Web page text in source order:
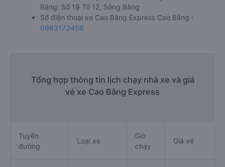
Bằng: Số 19 Tổ 12, Sông Bằng
Số điện thoại xe Cao Bằng Express Cao Bằng :
0983173458
Tổng hợp thông tin lịch chạy nhà xe và giá
vé xe Cao Bằng Express
Tuyến
đường
Loại xe
Giờ
chạy
Giá vé